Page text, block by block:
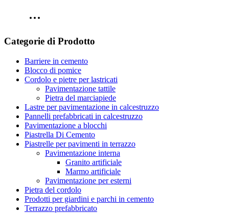
Categorie di Prodotto
Barriere in cemento
Blocco di pomice
Cordolo e pietre per lastricati
Pavimentazione tattile
Pietra del marciapiede
Lastre per pavimentazione in calcestruzzo
Pannelli prefabbricati in calcestruzzo
Pavimentazione a blocchi
Piastrella Di Cemento
Piastrelle per pavimenti in terrazzo
Pavimentazione interna
Granito artificiale
Marmo artificiale
Pavimentazione per esterni
Pietra del cordolo
Prodotti per giardini e parchi in cemento
Terrazzo prefabbricato